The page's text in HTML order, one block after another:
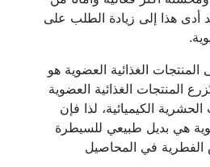
أدى هذا إلى زيادة الطلب على
الغذائية العضوية هو
المنتجات الغذائية العضوية
الكيميائية، لذا فإن
هي بديل طبيعي للسيطرة
في المحاصيل